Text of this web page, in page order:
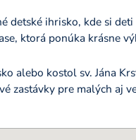
detské ihrisko, kde si
ktorá ponúka krásne
alebo kostol sv. Jána
zastávky pre malých aj